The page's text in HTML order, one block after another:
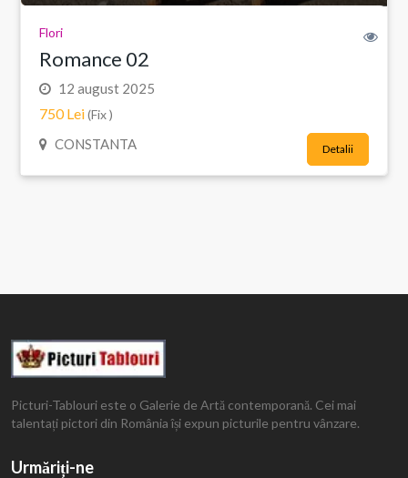
Flori
Romance 02
12 august 2025
750 Lei(Fix )
CONSTANTA Detalii
Picturi-Tablouri este o Galerie de Artă contemporană. Cei mai
talentați pictori din România își expun picturile pentru vânzare.
Urmăriți-ne